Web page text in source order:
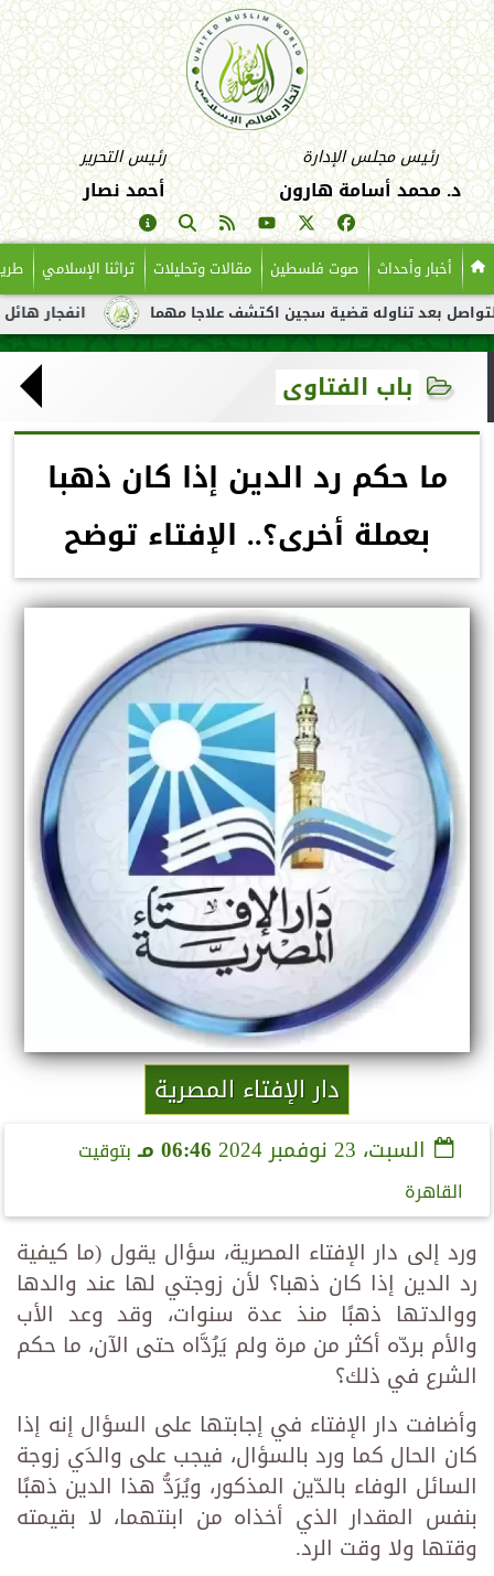
رئيس مجلس الإدارة
د. محمد أسامة هارون
رئيس التحرير
أحمد نصار
أخبار وأحداث صوت فلسطين مقالات وتحليلات تراثنا الإسلامي
انفجار هائل لناقلة تناوله قضية سجين اكتشف علاجا مهما
باب الفتاوى
ما حكم رد الدين إذا كان ذهبا
بعملة أخرى؟.. الإفتاء توضح
دار الإفتاء المصرية
السبت، 23 نوفمبر 2024 06:46 مـ
بتوقيت
القاهرة
ورد إلى دار الإفتاء المصرية، سؤال يقول (ما كيفية
رد الدين إذا كان ذهبا؟ لأن زوجتي لها عند والدها
ووالدتها ذهبًا منذ عدة سنوات، وقد وعد الأب
والأم بردّه أكثر من مرة ولم يَرُدَّاه حتى الآن، ما حكم
الشرع في ذلك؟
وأضافت دار الإفتاء في إجابتها على السؤال إنه إذا
كان الحال كما ورد بالسؤال، فيجب على والدَي زوجة
السائل الوفاء بالدّين المذكور، ويُرَدُّ هذا الدين ذهبًا
بنفس المقدار الذي أخذاه من ابنتهما، لا بقيمته
وقتها ولا وقت الرد.